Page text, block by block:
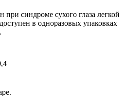
синдроме сухого глаза легкой
в одноразовых упаковках